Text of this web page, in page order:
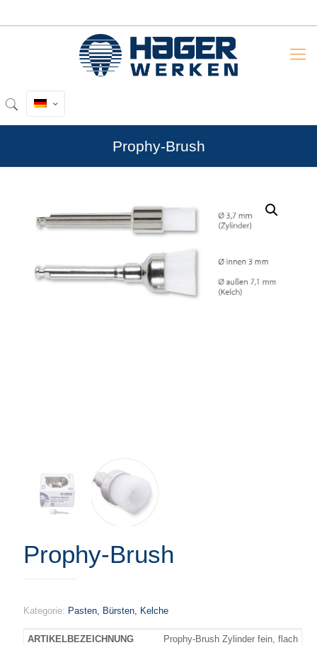
Prophy-Brush
Prophy-Brush
Kategorie: Pasten, Bürsten, Kelche
Prophy-Brush Zylinder fein, flach